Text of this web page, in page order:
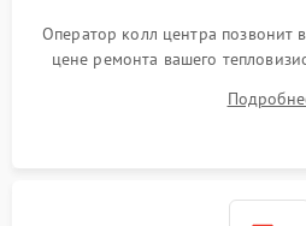
перенапряжения
1500
Оператор колл центра позвонит
цене ремонта вашего